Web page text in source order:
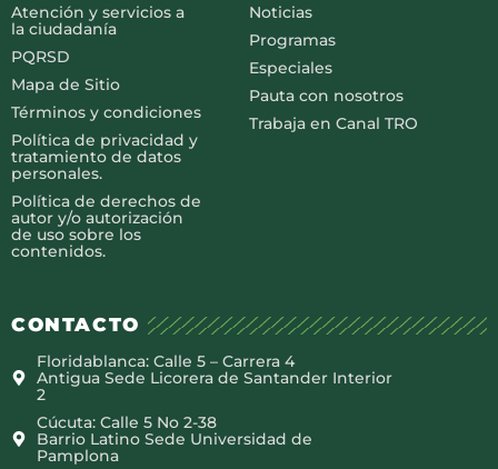
Atención y servicios a
la ciudadanía
PQRSD
Mapa de Sitio
Términos y condiciones
Política de privacidad y
tratamiento de datos
personales.
Política de derechos de
autor y/o autorización
de uso sobre los
contenidos.
Noticias
Programas
Especiales
Pauta con nosotros
Trabaja en Canal TRO
CONTACTO
Floridablanca: Calle 5 – Carrera 4
Antigua Sede Licorera de Santander Interior
2
Cúcuta: Calle 5 No 2-38
Barrio Latino Sede Universidad de
Pamplona